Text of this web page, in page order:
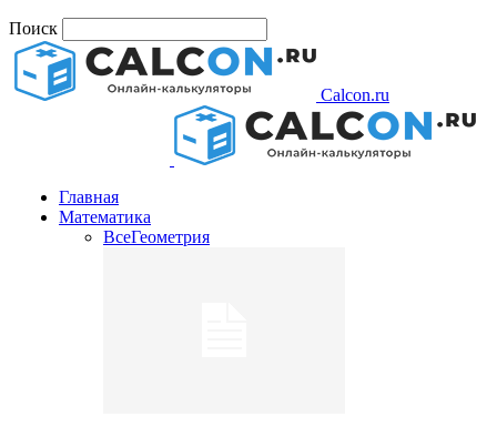
Поиск
Calcon.ru
Главная
Математика
ВсеГеометрия